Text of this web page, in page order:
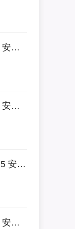
吾阅小说 1.0.2 安卓版
粉丝漫画 8.2.5 安卓版
本地宝app 1.8.5 安卓版
我的社保 3.6.6 安卓版